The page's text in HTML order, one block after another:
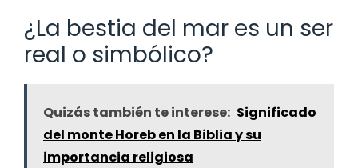
¿La bestia del mar es un ser
real o simbólico?
Quizás también te interese: Significado
del monte Horeb en la Biblia y su
importancia religiosa